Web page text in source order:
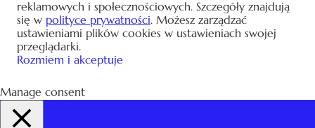
reklamowych i społecznościowych. Szczegóły znajdują
się w polityce prywatności. Możesz zarządzać
ustawieniami plików cookies w ustawieniach swojej
przeglądarki.
Rozmiem i akceptuje
Manage consent